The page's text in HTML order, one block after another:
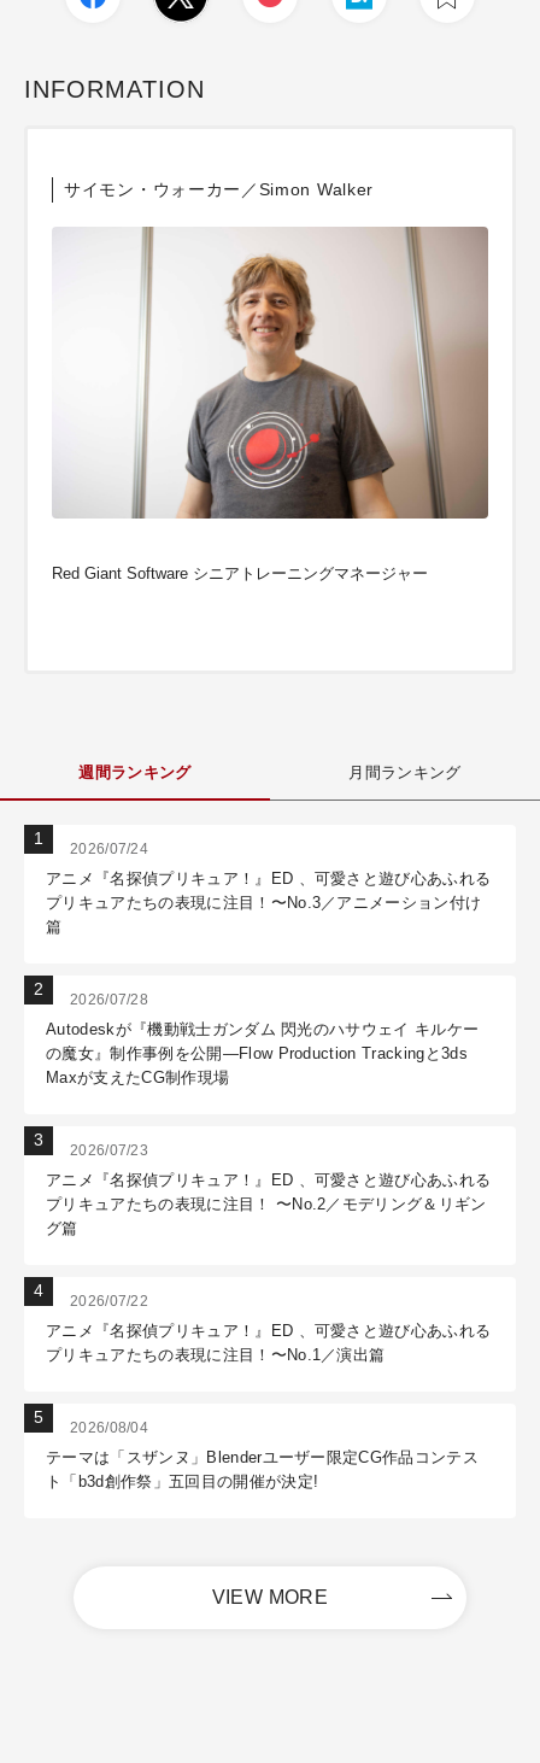
INFORMATION
サイモン・ウォーカー／Simon Walker
Red Giant Software シニアトレーニングマネージャー
週間ランキング 月間ランキング
2026/07/24
アニメ『名探偵プリキュア！』ED 、可愛さと遊び心あふれる
プリキュアたちの表現に注目！〜No.3／アニメーション付け
篇
2026/07/28
Autodeskが『機動戦士ガンダム 閃光のハサウェイ キルケー
の魔女』制作事例を公開―Flow Production Trackingと3ds
Maxが支えたCG制作現場
2026/07/23
アニメ『名探偵プリキュア！』ED 、可愛さと遊び心あふれる
プリキュアたちの表現に注目！ 〜No.2／モデリング＆リギン
グ篇
2026/07/22
アニメ『名探偵プリキュア！』ED 、可愛さと遊び心あふれる
プリキュアたちの表現に注目！〜No.1／演出篇
2026/08/04
テーマは「スザンヌ」Blenderユーザー限定CG作品コンテス
ト「b3d創作祭」五回目の開催が決定!
VIEW MORE